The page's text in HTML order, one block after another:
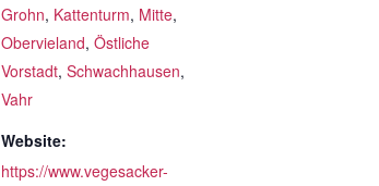
Grohn, Kattenturm, Mitte,
Obervieland, Östliche
Vorstadt, Schwachhausen,
Vahr
Website:
https://www.vegesacker-